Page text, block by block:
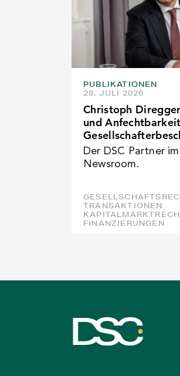
PUBLIKATIONEN
28. JULI 2026
Christoph
und
Der DSC Partner
Newsroom.
TRANSAKTIONEN
FINANZIERUNGEN